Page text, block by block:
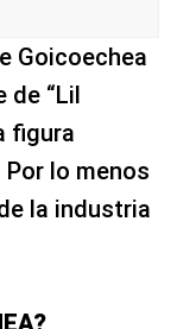
Goicoechea
de “Lil
figura
lo menos
la industria